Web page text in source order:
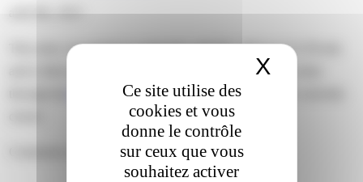
août 9th, 2023
This entry was posted on mercredi, août 9th, 2023 at 11 h 58 min
and is filed under . You can follow any responses to this entry
feed. Both comments and pings are currently
Comments are closed.
Ce site utilise des
cookies et vous
donne le contrôle
sur ceux que vous
souhaitez activer
X